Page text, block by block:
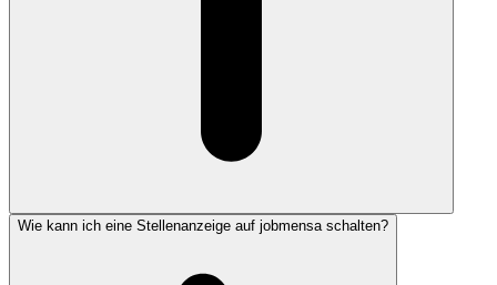
Wie kann ich eine Stellenanzeige auf jobmensa schalten?